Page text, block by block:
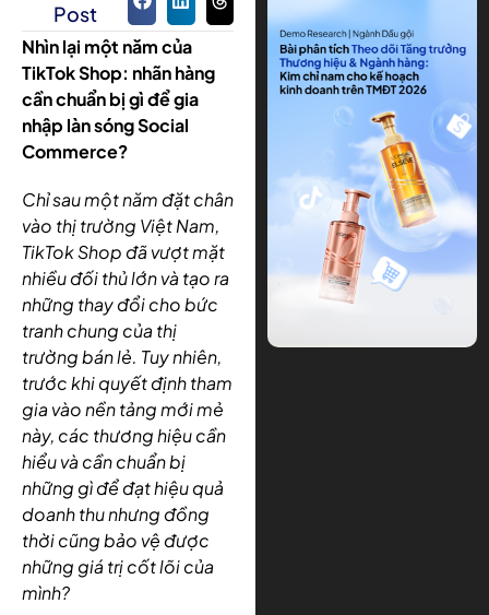
Post
Nhìn lại một năm của
TikTok Shop: nhãn hàng
cần chuẩn bị gì để gia
nhập làn sóng Social
Commerce?
Chỉ sau một năm đặt chân
vào thị trường Việt Nam,
TikTok Shop đã vượt mặt
nhiều đối thủ lớn và tạo ra
những thay đổi cho bức
tranh chung của thị
trường bán lẻ. Tuy nhiên,
trước khi quyết định tham
gia vào nền tảng mới mẻ
này, các thương hiệu cần
hiểu và cần chuẩn bị
những gì để đạt hiệu quả
doanh thu nhưng đồng
thời cũng bảo vệ được
những giá trị cốt lõi của
mình?